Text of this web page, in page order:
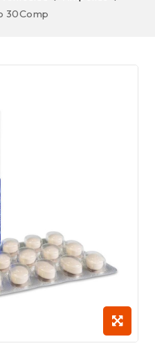
30Comp